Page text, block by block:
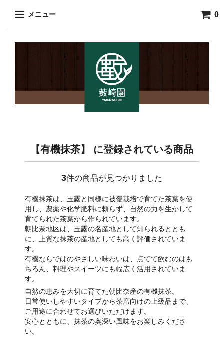
メニュー 0
【有機抹茶】 に登録されている商品
3件の商品が見つかりました
有機抹茶は、玉露と同様に被覆栽培で育てた茶葉を使
用し、農薬や化学肥料に頼らず、自然の力を生かして
育てられた茶葉から作られています。
朝比奈地区は、玉露の名産地として知られるととも
に、上質な抹茶の産地としても高く評価されていま
す。
有機ならではのやさしい味わいは、点てて飲むのはも
ちろん、料理やスイーツにも幅広く活用されていま
す。
自然の恵みを大切に育てた朝比奈産の有機抹茶。
日常使いしやすいタイプから茶席向けの上級品まで、
ご用途に合わせてお選びいただけます。
安心とともに、抹茶の奥深い風味をお楽しみくださ
い。